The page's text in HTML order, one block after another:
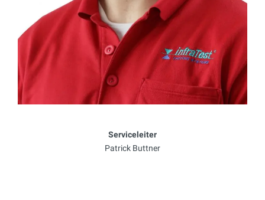
Serviceleiter
Patrick Buttner